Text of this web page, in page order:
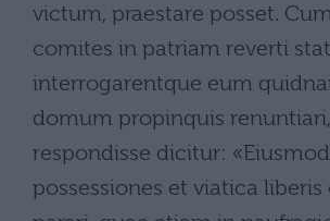
victum, praestare posset.
comites in patriam reverti
interrogarentque eum
domum propinquis
respondisse dicitur:
possessiones et viatica